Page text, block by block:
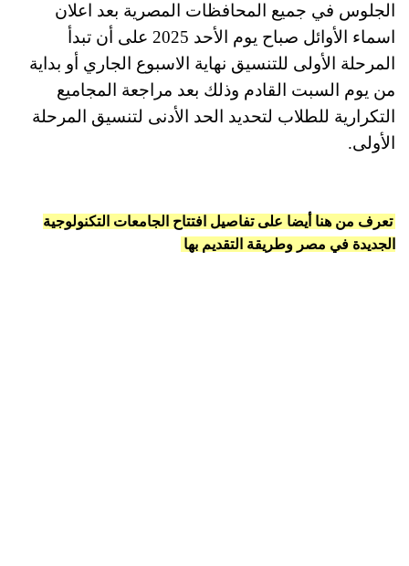
الجلوس في جميع المحافظات المصرية بعد اعلان
اسماء الأوائل صباح يوم الأحد 2025 على أن تبدأ
المرحلة الأولى للتنسيق نهاية الاسبوع الجاري أو بداية
من يوم السبت القادم وذلك بعد مراجعة المجاميع
التكرارية للطلاب لتحديد الحد الأدنى لتنسيق المرحلة
الأولى.
تعرف من هنا أيضا على تفاصيل افتتاح الجامعات التكنولوجية
الجديدة في مصر وطريقة التقديم بها